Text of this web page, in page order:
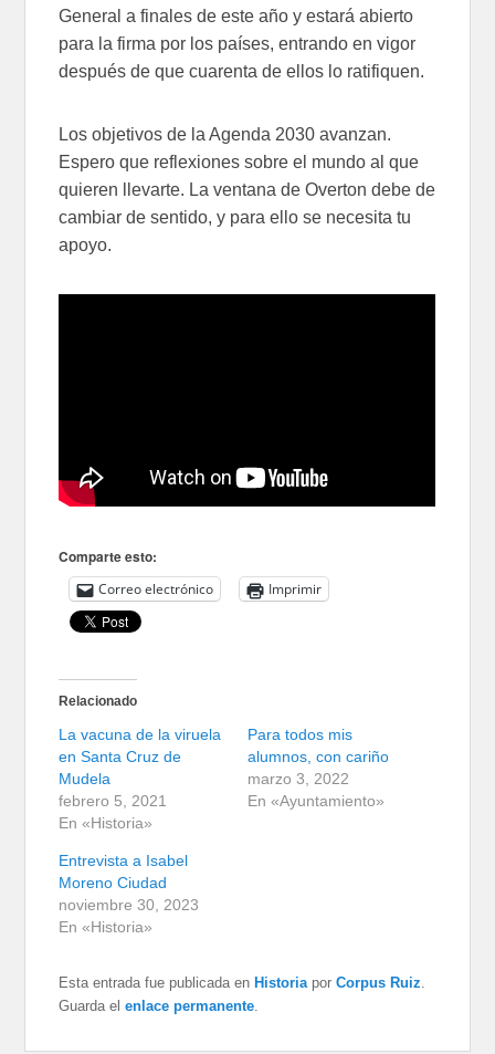
General a finales de este año y estará abierto
para la firma por los países, entrando en vigor
después de que cuarenta de ellos lo ratifiquen.
Los objetivos de la Agenda 2030 avanzan.
Espero que reflexiones sobre el mundo al que
quieren llevarte. La ventana de Overton debe de
cambiar de sentido, y para ello se necesita tu
apoyo.
Comparte esto:
Correo electrónico Imprimir
Relacionado
La vacuna de la viruela
en Santa Cruz de
Mudela
febrero 5, 2021
En «Historia»
Para todos mis
alumnos, con cariño
marzo 3, 2022
En «Ayuntamiento»
Entrevista a Isabel
Moreno Ciudad
noviembre 30, 2023
En «Historia»
Esta entrada fue publicada en HistoriaporCorpus Ruiz.
Guarda elenlace permanente.